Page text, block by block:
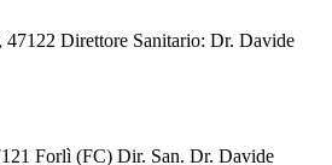
Direttore Sanitario: Dr. Davide
Forlì (FC) Dir. San. Dr. Davide